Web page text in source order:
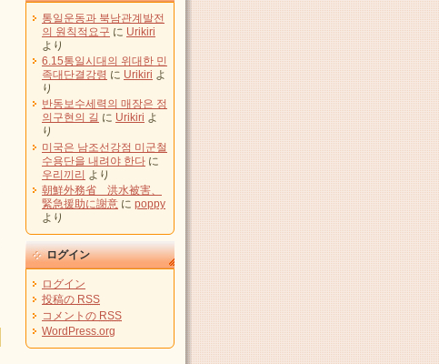
통일운동과 북남관계발전
의 원칙적요구 に Urikiri
より
6.15통일시대의 위대한 민
족대단결강령 に Urikiri よ
り
반동보수세력의 매장은 정
의구현의 길 に Urikiri よ
り
미국은 남조선강점 미군철
수용단을 내려야 한다 に
우리끼리 より
朝鮮外務省 洪水被害、
緊急援助に謝意 に poppy
より
ログイン
ログイン
投稿の RSS
コメントの RSS
WordPress.org